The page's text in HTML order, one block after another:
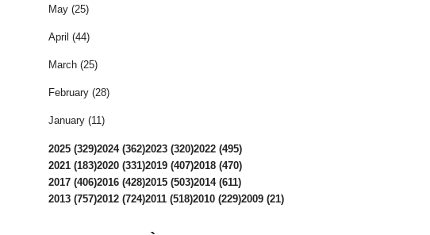
May (25)
April (44)
March (25)
February (28)
January (11)
2025 (329)2024 (362)2023 (320)2022 (495)
2021 (183)2020 (331)2019 (407)2018 (470)
2017 (406)2016 (428)2015 (503)2014 (611)
2013 (757)2012 (724)2011 (518)2010 (229)2009 (21)